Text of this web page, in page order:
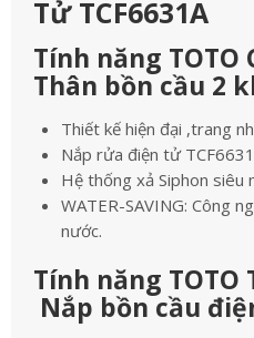
Tử TCF6631A
Tính năng TOTO
Thân bồn cầu 2
Thiết kế hiện đại ,trang
Nắp rửa điện tử
Hệ thống xả Siphon siêu
WATER-SAVING: Công
nước.
Tính năng TOTO
Nắp bồn cầu